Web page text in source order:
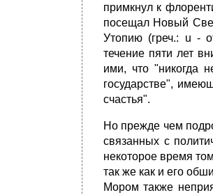
примкнул к
посещал Новый
Утопию (греч.: u -
течение пяти лет
ими, что "никогда
государстве",
счастья".
Но прежде чем
связанных с
некоторое время
так же как и его
Мором также